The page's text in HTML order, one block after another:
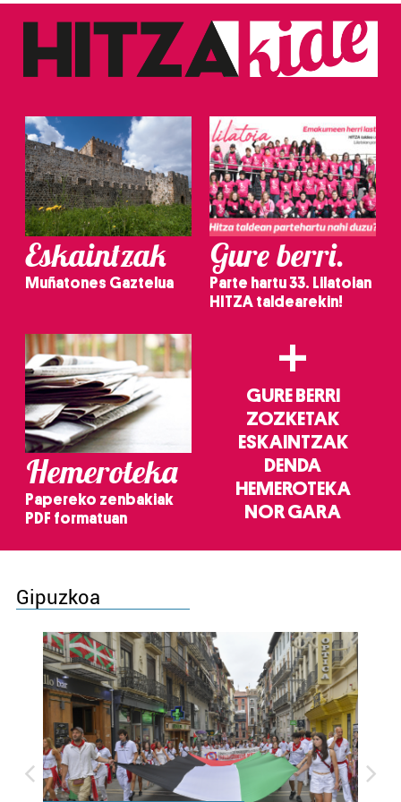
Eskaintzak
Muñatones Gaztelua
Gure berri.
Parte hartu 33. Lilatoian
HITZA taldearekin!
Hemeroteka
Papereko zenbakiak
PDF formatuan
+
GURE BERRI
ZOZKETAK
ESKAINTZAK
DENDA
HEMEROTEKA
NOR GARA
Gipuzkoa